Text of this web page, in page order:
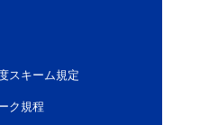
スキーム規定
ク規程